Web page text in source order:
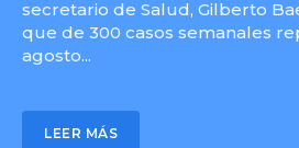
secretario de Salud, Gilberto
que de 300 casos semanales
agosto...
LEER MÁS